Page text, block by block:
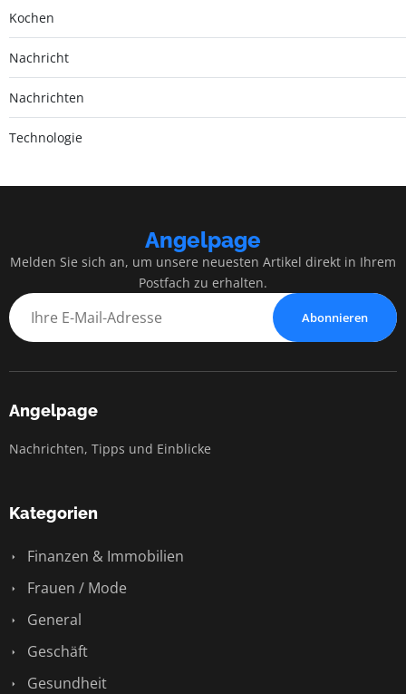
Kochen
Nachricht
Nachrichten
Technologie
Angelpage
Melden Sie sich an, um unsere neuesten Artikel direkt in Ihrem
Postfach zu erhalten.
Abonnieren
Angelpage
Nachrichten, Tipps und Einblicke
Kategorien
Finanzen & Immobilien
Frauen / Mode
General
Geschäft
Gesundheit